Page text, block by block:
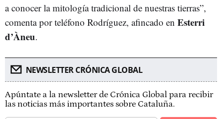
a conocer la mitología tradicional de nuestras tierras”,
comenta por teléfono Rodríguez, afincado en Esterri
d’Àneu.
NEWSLETTER CRÓNICA GLOBAL
Apúntate a la newsletter de Crónica Global para recibir
las noticias más importantes sobre Cataluña.